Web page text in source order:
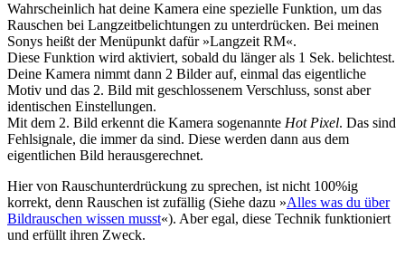
Wahrscheinlich hat deine Kamera eine spezielle Funktion, um das
Rauschen bei Langzeitbelichtungen zu unterdrücken. Bei meinen
Sonys heißt der Menüpunkt dafür »Langzeit RM«.
Diese Funktion wird aktiviert, sobald du länger als 1 Sek. belichtest.
Deine Kamera nimmt dann 2 Bilder auf, einmal das eigentliche
Motiv und das 2. Bild mit geschlossenem Verschluss, sonst aber
identischen Einstellungen.
Mit dem 2. Bild erkennt die Kamera sogenannte Hot Pixel. Das sind
Fehlsignale, die immer da sind. Diese werden dann aus dem
eigentlichen Bild herausgerechnet.
Hier von Rauschunterdrückung zu sprechen, ist nicht 100%ig
korrekt, denn Rauschen ist zufällig (Siehe dazu »Alles was du über
Bildrauschen wissen musst«). Aber egal, diese Technik funktioniert
und erfüllt ihren Zweck.